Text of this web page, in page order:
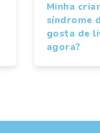
Minha
síndrome
gosta de
agora?